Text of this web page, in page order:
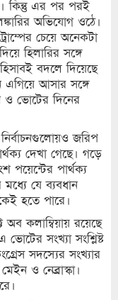
কিন্তু এর পর পরই
অভিযোগ ওঠে।
চেয়ে অনেকটা
হিলারির সঙ্গে
বদলে দিয়েছে
এগিয়ে আসার সঙ্গে
ও ভোটের দিনের
জরিপ
দেখা গেছে। গড়ে
পার্থক্য
মধ্যে যে ব্যবধান
হতে পারে।
অব কলাম্বিয়ায় রয়েছে
সংখ্যা সংশ্লিষ্ট
সদস্যের সংখ্যার
ও নেব্রাস্কা।